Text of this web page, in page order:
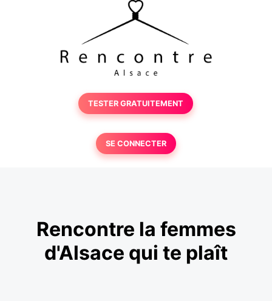
TESTER GRATUITEMENT
SE CONNECTER
Rencontre la femmes
d'Alsace qui te plaît